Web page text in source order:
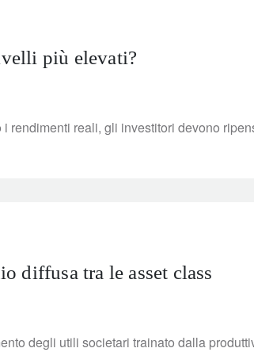
più elevati?
reali, gli investitori devono
diffusa tra le asset class
degli utili societari trainato dalla